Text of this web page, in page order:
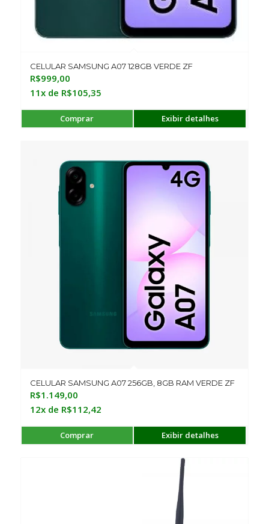
CELULAR SAMSUNG A07 128GB VERDE ZF
R$999,00
11x de R$105,35
Comprar Exibir detalhes
CELULAR SAMSUNG A07 256GB, 8GB RAM VERDE ZF
R$1.149,00
12x de R$112,42
Comprar Exibir detalhes